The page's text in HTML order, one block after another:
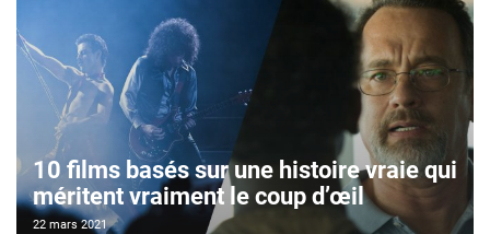
10 films basés sur une histoire vraie qui
méritent vraiment le coup d’œil
22 mars 2021